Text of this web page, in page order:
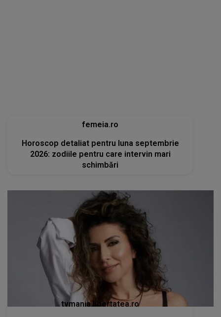
femeia.ro
Horoscop detaliat pentru luna septembrie
2026: zodiile pentru care intervin mari
schimbări
tvmania.libertatea.ro